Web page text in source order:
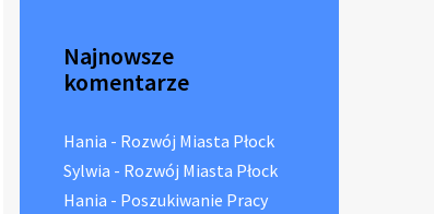
Najnowsze
komentarze
Hania - Rozwój Miasta Płock
Sylwia - Rozwój Miasta Płock
Hania - Poszukiwanie Pracy